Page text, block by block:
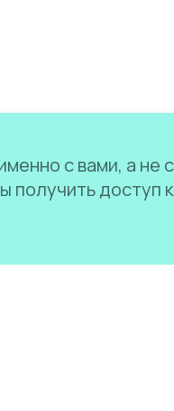
с вами, а не
получить доступ